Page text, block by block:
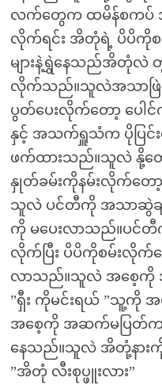
လက်တွေက ထမိန်စကပ် အ
လိုက်ရင်း အိတုံရဲ့ ပိပိကို
များနဲ့ရွှဲနေသည်အိတုံလဲ တွ
လိုက်သည်။သူလဲအသာဖြဲ
ပွတ်ပေးလိုက်တော့ ပေါ
နှင့် အသက်ရှူသံက ပိုပြင်
ဖက်ထားသည်။သူလဲ နို့
နှုတ်ခမ်းကိုနမ်းလိုက်တော့
သူလဲ ပင်တီကို အသာဆွဲခ
ကို မပေးလာသည်။ပင်တီ
လိုက်ပြီး ပိပိကိုစမ်းလိုက်တ
လာသည်။သူလဲ အစေ့
”ရှီး ကိုမင်းရယ် ”သူ့ကို
အစေ့ကို အဆက်မပြတ်ကလိ
နေသည်။သူလဲ အိတုံ့နား
”အိတုံ လီးစုပ္ဖူးလား”